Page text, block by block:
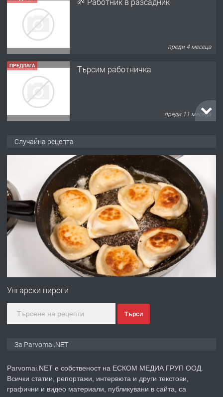
преди 4 месеца
ПРЕДЛАГА Търсим работничка
преди 11 месеца
преди 1 година
ПРЕДЛАГА Работа за общи работници
преди 1 година
Първи поход "По стъпките на Ангел
преди 1 година
Случайна рецепта
Унгарски пироги
Търси
За Parvomai.NET
Parvomai.NET е собственост на ЕСКОМ МЕДИА ГРУП ООД.
Всички статии, репортажи, интервюта и други текстови,
графични и видео материали, публикувани в сайта, са